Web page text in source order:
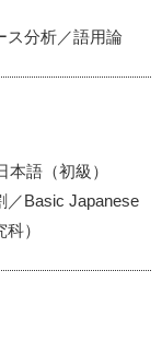
ス分析／語用論
語（初級）
／Basic Japanese
）